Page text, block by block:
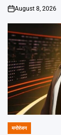
on
August 8, 2026
POSTED
मनोरंजन